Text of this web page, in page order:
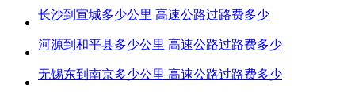
长沙到宣城多少公里 高速公路过路费多少
河源到和平县多少公里 高速公路过路费多少
无锡东到南京多少公里 高速公路过路费多少